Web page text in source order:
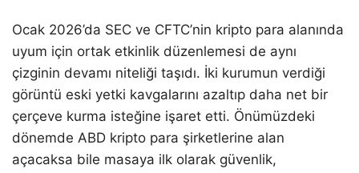
Ocak 2026’da SEC ve CFTC’nin kripto para alanında
uyum için ortak etkinlik düzenlemesi de aynı
çizginin devamı niteliği taşıdı. İki kurumun verdiği
görüntü eski yetki kavgalarını azaltıp daha net bir
çerçeve kurma isteğine işaret etti. Önümüzdeki
dönemde ABD kripto para şirketlerine alan
açacaksa bile masaya ilk olarak güvenlik,